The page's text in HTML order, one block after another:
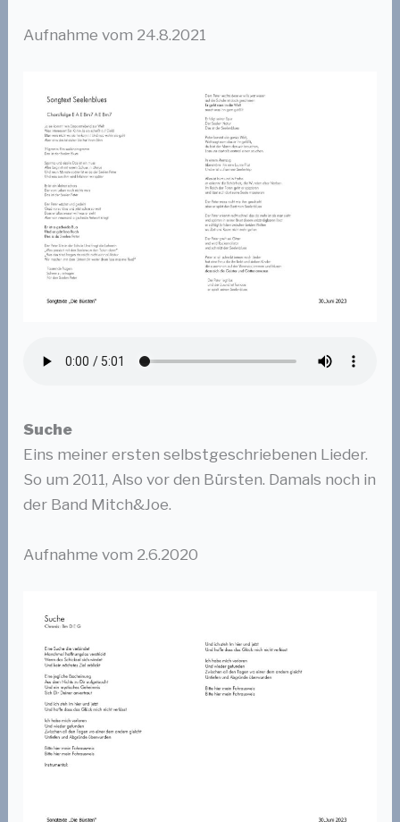
Aufnahme vom 24.8.2021
Suche
Eins meiner ersten selbstgeschriebenen Lieder.
So um 2011, Also vor den Bürsten. Damals noch in
der Band Mitch&Joe.
Aufnahme vom 2.6.2020